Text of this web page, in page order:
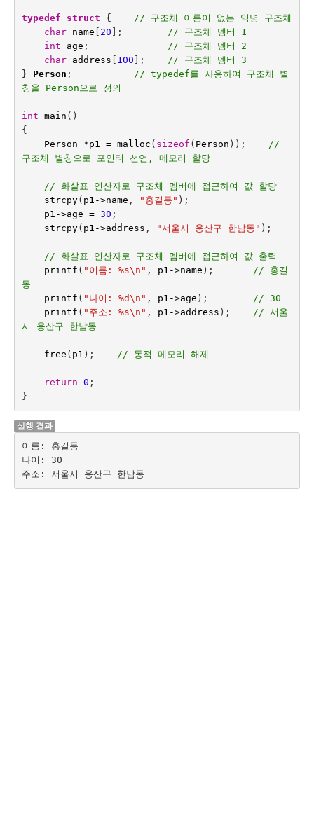
typedef struct { // 구조체 이름이 없는 익명 구조체
char
name 20 ];
// 구조체 멤버 1
int
age ;
// 구조체 멤버 2
char
address 100 ]; // 구조체 멤버 3
}
Person ;
// typedef를 사용하여 구조체 별
칭을 Person으로 정의
int main ()
{
Person
*p1 = malloc ( sizeof ( Person )); //
구조체 별칭으로 포인터 선언, 메모리 할당
// 화살표 연산자로 구조체 멤버에 접근하여 값 할당
strcpy( p1 ->name , "홍길동" );
p1 ->age = 30 ;
strcpy( p1 ->address , "서울시 용산구 한남동" );
// 화살표 연산자로 구조체 멤버에 접근하여 값 출력
printf ( "이름: %s\n " , p1 ->name );
// 홍길
동
printf ( "나이: %d\n " , p1 ->age );
// 30
printf ( "주소: %s\n " , p1 ->address ); // 서울
시 용산구 한남동
free ( p1 ); // 동적 메모리 해제
return 0 ;
}
실행 결과
이름: 홍길동
나이: 30